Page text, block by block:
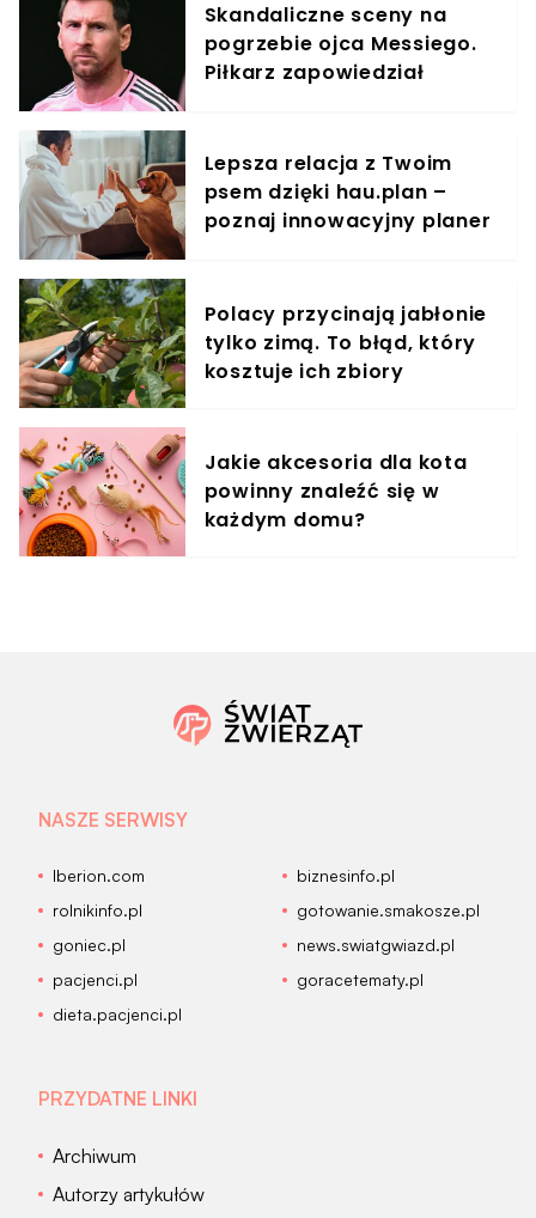
Skandaliczne sceny na
pogrzebie ojca Messiego.
Piłkarz zapowiedział
Lepsza relacja z Twoim
psem dzięki hau.plan –
poznaj innowacyjny planer
Polacy przycinają jabłonie
tylko zimą. To błąd, który
kosztuje ich zbiory
Jakie akcesoria dla kota
powinny znaleźć się w
każdym domu?
NASZE SERWISY
Iberion.com
biznesinfo.pl
rolnikinfo.pl
gotowanie.smakosze.pl
goniec.pl
news.swiatgwiazd.pl
pacjenci.pl
goracetematy.pl
dieta.pacjenci.pl
PRZYDATNE LINKI
Archiwum
Autorzy artykułów